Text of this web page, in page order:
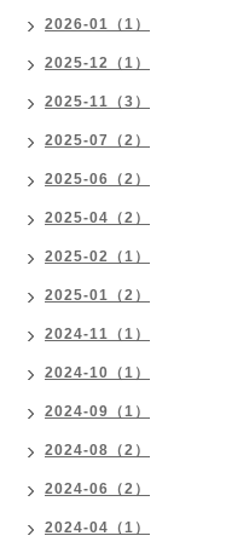
2026-01（1）
2025-12（1）
2025-11（3）
2025-07（2）
2025-06（2）
2025-04（2）
2025-02（1）
2025-01（2）
2024-11（1）
2024-10（1）
2024-09（1）
2024-08（2）
2024-06（2）
2024-04（1）